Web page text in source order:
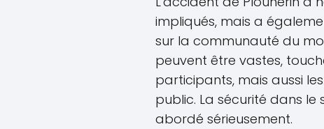
impliqués, mais a
sur la communauté du
peuvent être vastes,
participants, mais aussi
public. La sécurité dans
abordé sérieusement.